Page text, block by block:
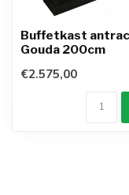
Buffetkast
Gouda 200cm
€2.575,00